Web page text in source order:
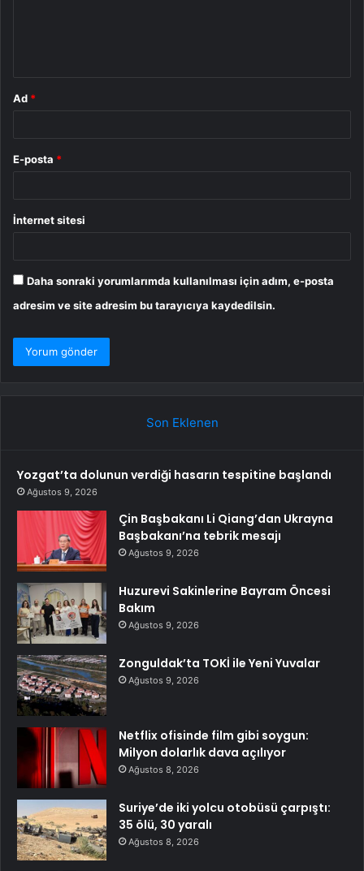
Ad *
E-posta *
İnternet sitesi
Daha sonraki yorumlarımda kullanılması için adım, e-posta
adresim ve site adresim bu tarayıcıya kaydedilsin.
Son Eklenen
Yozgat’ta dolunun verdiği hasarın tespitine başlandı
Ağustos 9, 2026
Çin Başbakanı Li Qiang’dan Ukrayna
Başbakanı’na tebrik mesajı
Ağustos 9, 2026
Huzurevi Sakinlerine Bayram Öncesi
Bakım
Ağustos 9, 2026
Zonguldak’ta TOKİ ile Yeni Yuvalar
Ağustos 9, 2026
Netflix ofisinde film gibi soygun:
Milyon dolarlık dava açılıyor
Ağustos 8, 2026
Suriye’de iki yolcu otobüsü çarpıştı:
35 ölü, 30 yaralı
Ağustos 8, 2026